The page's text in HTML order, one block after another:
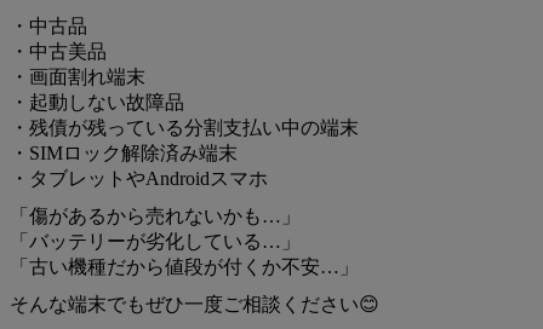
・中古品
・中古美品
・画面割れ端末
・起動しない故障品
・残債が残っている分割支払い中の端末
・SIMロック解除済み端末
・タブレットやAndroidスマホ
「傷があるから売れないかも…」
「バッテリーが劣化している…」
「古い機種だから値段が付くか不安…」
そんな端末でもぜひ一度ご相談ください😊